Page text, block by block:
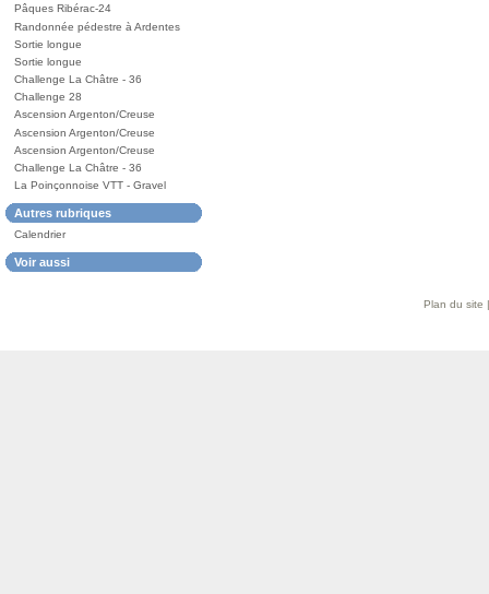
Pâques Ribérac-24
Randonnée pédestre à Ardentes
Sortie longue
Sortie longue
Challenge La Châtre - 36
Challenge 28
Ascension Argenton/Creuse
Ascension Argenton/Creuse
Ascension Argenton/Creuse
Challenge La Châtre - 36
La Poinçonnoise VTT - Gravel
Autres rubriques
Calendrier
Voir aussi
Plan du site